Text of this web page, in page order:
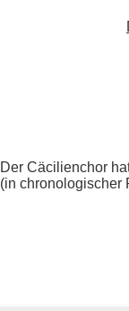
Der Cäcilienchor
(in chronologischer